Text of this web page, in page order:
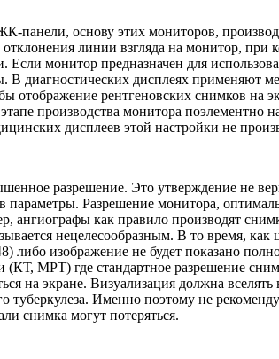
панели, основу этих мониторов,
линии взгляда на монитор, при
монитор предназначен для
В диагностических дисплеях
отображение рентгеновских снимков
производства монитора поэлементно
дисплеев этой настройки не
разрешение. Это утверждение не
Разрешение монитора,
как правило производят
нецелесообразным. В то время,
изображение не будет показано
МРТ) где стандартное разрешение
на экране. Визуализация должна вселять
Именно поэтому не
снимка могут потеряться.